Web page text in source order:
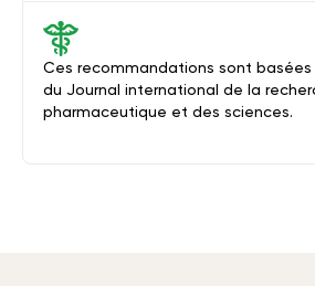
Ces recommandations sont basées
du Journal international de la
pharmaceutique et des sciences.